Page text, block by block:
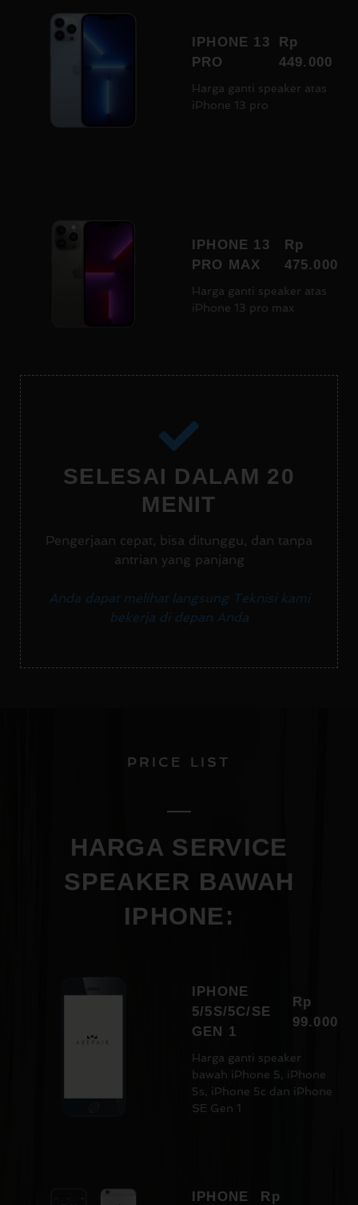
IPHONE 13
PRO
Rp
449.000
Harga ganti speaker atas
iPhone 13 pro
IPHONE 13
PRO MAX
Rp
475.000
Harga ganti speaker atas
iPhone 13 pro max
SELESAI DALAM 20
MENIT
Pengerjaan cepat, bisa ditunggu, dan tanpa
antrian yang panjang
Anda dapat melihat langsung Teknisi kami
bekerja di depan Anda
PRICE LIST
HARGA SERVICE
SPEAKER BAWAH
IPHONE:
IPHONE
5/5S/5C/SE
GEN 1
Rp
99.000
Harga ganti speaker
bawah iPhone 5, iPhone
5s, iPhone 5c dan iPhone
SE Gen 1
IPHONE Rp